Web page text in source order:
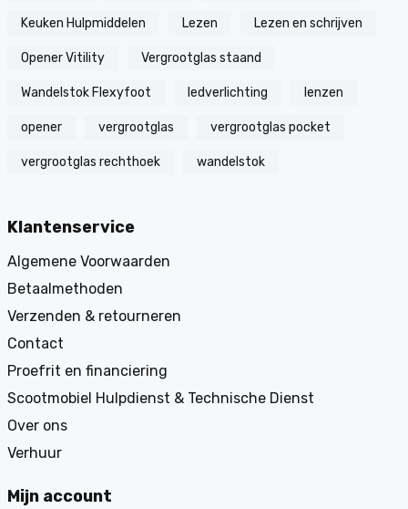
Keuken Hulpmiddelen Lezen Lezen en schrijven
Opener Vitility Vergrootglas staand
Wandelstok Flexyfoot ledverlichting lenzen
opener vergrootglas vergrootglas pocket
vergrootglas rechthoek wandelstok
Klantenservice
Algemene Voorwaarden
Betaalmethoden
Verzenden & retourneren
Contact
Proefrit en financiering
Scootmobiel Hulpdienst & Technische Dienst
Over ons
Verhuur
Mijn account